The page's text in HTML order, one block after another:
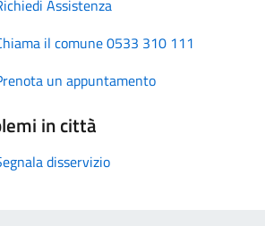
Assistenza
il comune 0533 310 111
un appuntamento
in città
disservizio